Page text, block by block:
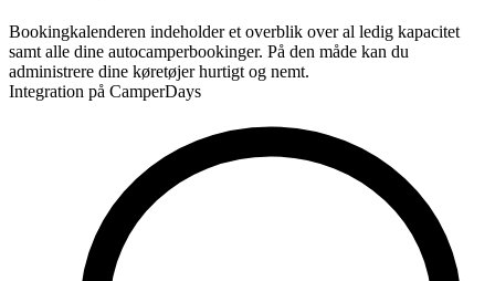
Bookingkalenderen indeholder et overblik over al ledig kapacitet
samt alle dine autocamperbookinger. På den måde kan du
administrere dine køretøjer hurtigt og nemt.
Integration på CamperDays